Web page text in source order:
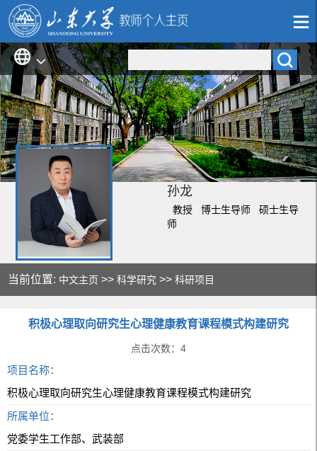
孙龙
教授 博士生导师 硕士生导
师
当前位置: 中文主页 >>科学研究 >>科研项目
积极心理取向研究生心理健康教育课程模式构建研究
点击次数： 4
项目名称：
积极心理取向研究生心理健康教育课程模式构建研究
所属单位：
党委学生工作部、武装部